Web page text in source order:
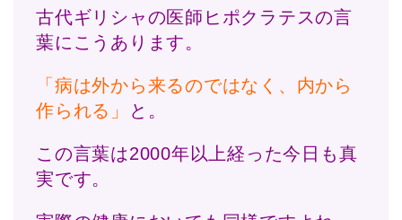
古代ギリシャの医師ヒポクラテスの言
葉にこうあります。
「病は外から来るのではなく、内から
作られる」
と。
この言葉は2000年以上経った今日も真
実です。